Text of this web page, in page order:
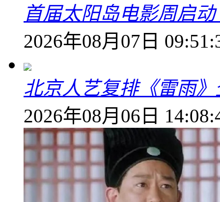
首届太阳岛电影周启
2026年08月07日
北京人艺复排《雷雨》
2026年08月06日